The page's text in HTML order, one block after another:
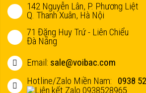
142 Nguyễn Lân, P. Phương Liệt
Q. Thanh Xuân, Hà Nội
71 Đặng Huy Trứ - Liên Chiểu
Đà Nẵng
Email: sale@voibac.com
Hotline/Zalo Miền Nam: 0938